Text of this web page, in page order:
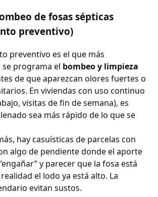
de fosas sépticas
preventivo)
preventivo es el que más
programa el bombeo y limpieza
de que aparezcan olores fuertes o
En viviendas con uso continuo
visitas de fin de semana), es
sea más rápido de lo que se
hay casuísticas de parcelas con
algo de pendiente donde el aporte
y parecer que la fosa está
el lodo ya está alto. La
evitan sustos.